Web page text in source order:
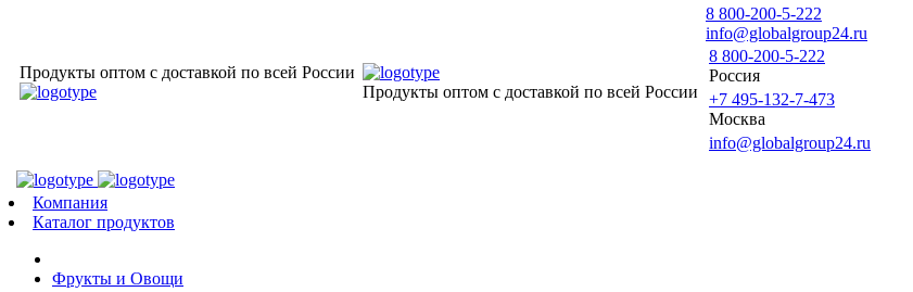
Продукты оптом с доставкой по всей России
Продукты оптом с доставкой по всей России
8 800-200-5-222
info@globalgroup24.ru
8 800-200-5-222
Россия
+7 495-132-7-473
Москва
info@globalgroup24.ru
Компания
Каталог продуктов
Фрукты и Овощи